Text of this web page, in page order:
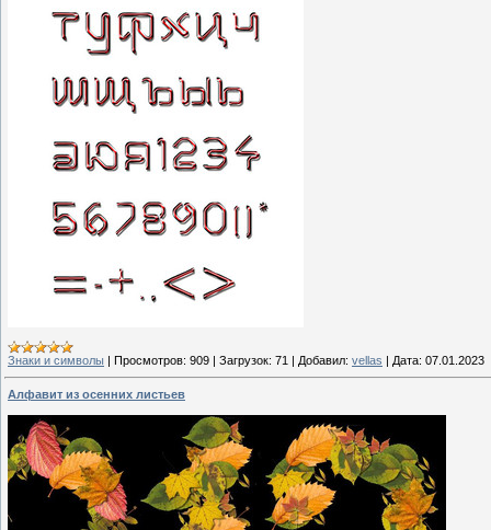
Знаки и символы | Просмотров: 909 | Загрузок: 71 | Добавил: vellas | Дата: 07.01.2023
Алфавит из осенних листьев